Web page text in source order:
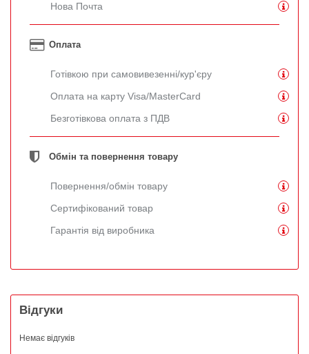
Нова Почта
Оплата
Готівкою при самовивезенні/кур'єру
Оплата на карту Visa/MasterCard
Безготівкова оплата з ПДВ
Обмін та повернення товару
Повернення/обмін товару
Сертифікований товар
Гарантія від виробника
Відгуки
Немає відгуків